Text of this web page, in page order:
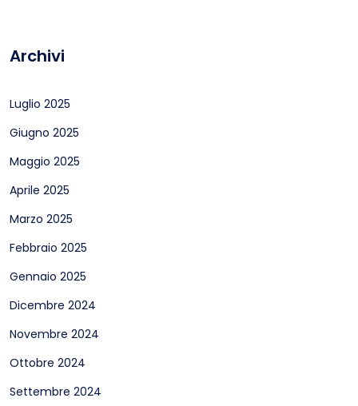
Archivi
Luglio 2025
Giugno 2025
Maggio 2025
Aprile 2025
Marzo 2025
Febbraio 2025
Gennaio 2025
Dicembre 2024
Novembre 2024
Ottobre 2024
Settembre 2024